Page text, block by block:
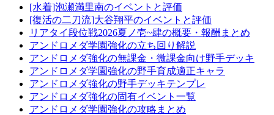
[水着]泡瀬満里南のイベントと評価
[復活の二刀流]大谷翔平のイベントと評価
リアタイ段位戦2026夏ノ壱~肆の概要・報酬まとめ
アンドロメダ学園強化の立ち回り解説
アンドロメダ強化の無課金・微課金向け野手デッキ
アンドロメダ学園強化の野手育成適正キャラ
アンドロメダ強化の野手デッキテンプレ
アンドロメダ強化の固有イベント一覧
アンドロメダ学園強化の攻略まとめ